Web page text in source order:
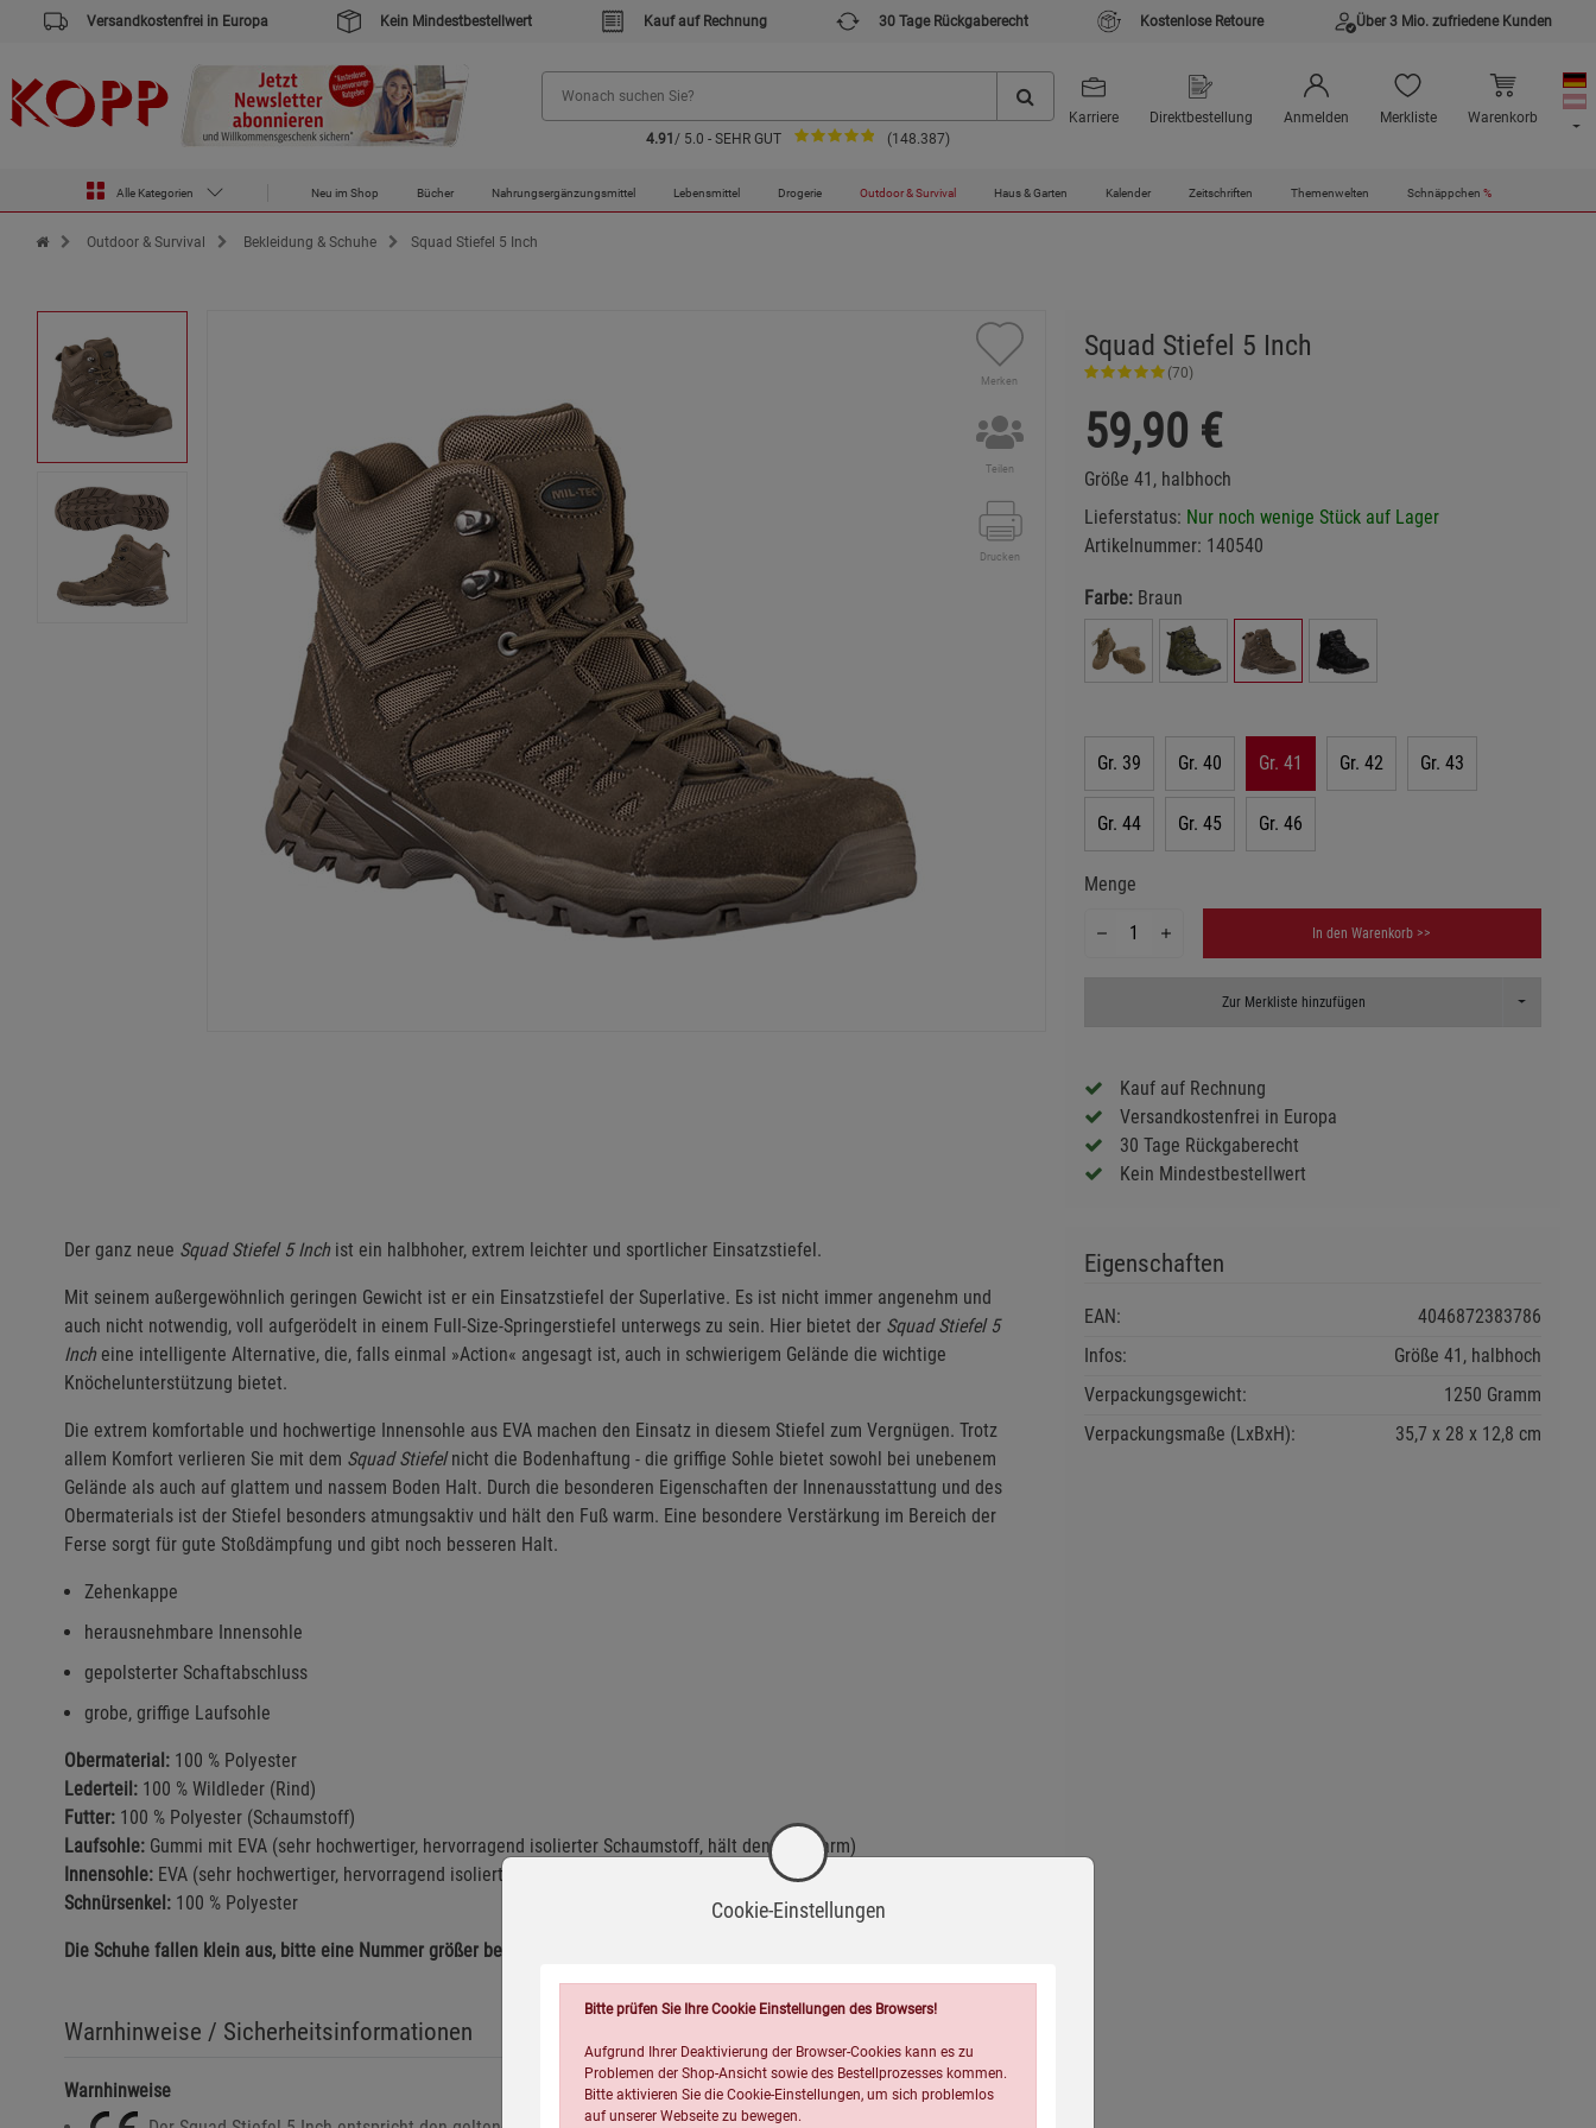
Versandkostenfrei in Europa Kein Mindestbestellwert Kauf auf Rechnung 30 Tage Rückgaberecht Kostenlose Retoure Über 3 Mio. zufriedene Kunden
4.91 / 5.0 - SEHR GUT (148.387)
Karriere Direktbestellung Anmelden Merkliste Warenkorb
Alle Kategorien Neu im Shop Bücher Nahrungsergänzungsmittel Lebensmittel Drogerie Outdoor & Survival Haus & Garten Kalender Zeitschriften Themenwelten Schnäppchen %
Zur Startseite des Kopp Verlag Online-Shop
Outdoor & Survival Bekleidung & Schuhe Squad Stiefel 5 Inch
Merken
Teilen
Drucken
Squad Stiefel 5 Inch
(70)
59,90 €
Größe 41, halbhoch
Lieferstatus: Nur noch wenige Stück auf Lager
Artikelnummer: 140540
Farbe:Braun
Gr. 39 Gr. 40 Gr. 41 Gr. 42 Gr. 43
Gr. 44 Gr. 45 Gr. 46
Menge
In den Warenkorb >>
Zur Merkliste hinzufügen Toggle
Kauf auf Rechnung
Versandkostenfrei in Europa
30 Tage Rückgaberecht
Kein Mindestbestellwert
Der ganz neue Squad Stiefel 5 Inch ist ein halbhoher, extrem leichter und sportlicher Einsatzstiefel.
Mit seinem außergewöhnlich geringen Gewicht ist er ein Einsatzstiefel der Superlative. Es ist nicht immer angenehm und
auch nicht notwendig, voll aufgerödelt in einem Full-Size-Springerstiefel unterwegs zu sein. Hier bietet der Squad Stiefel 5
Inch eine intelligente Alternative, die, falls einmal »Action« angesagt ist, auch in schwierigem Gelände die wichtige
Knöchelunterstützung bietet.
Die extrem komfortable und hochwertige Innensohle aus EVA machen den Einsatz in diesem Stiefel zum Vergnügen. Trotz
allem Komfort verlieren Sie mit dem Squad Stiefelnicht die Bodenhaftung - die griffige Sohle bietet sowohl bei unebenem
Gelände als auch auf glattem und nassem Boden Halt. Durch die besonderen Eigenschaften der Innenausstattung und des
Obermaterials ist der Stiefel besonders atmungsaktiv und hält den Fuß warm. Eine besondere Verstärkung im Bereich der
Ferse sorgt für gute Stoßdämpfung und gibt noch besseren Halt.
Zehenkappe
herausnehmbare Innensohle
gepolsterter Schaftabschluss
grobe, griffige Laufsohle
Obermaterial: 100 % Polyester
Lederteil: 100 % Wildleder (Rind)
Futter: 100 % Polyester (Schaumstoff)
Laufsohle: Gummi mit EVA (sehr hochwertiger, hervorragend isolierter Schaumstoff, hält den Fuß warm)
Innensohle: EVA (sehr hochwertiger, hervorragend isolierter Schaumstoff, hält den Fuß warm)
Schnürsenkel: 100 % Polyester
Die Schuhe fallen klein aus, bitte eine Nummer größer bestellen!
Warnhinweise / Sicherheitsinformationen
Warnhinweise
Eigenschaften
EAN:
4046872383786
Infos:
Größe 41, halbhoch
Verpackungsgewicht:
1250 Gramm
Verpackungsmaße (LxBxH):
35,7 28 12,8 cm
Cookie-Einstellungen
Bitte prüfen Sie Ihre Cookie Einstellungen des Browsers!
Aufgrund Ihrer Deaktivierung der Browser-Cookies kann es zu
Problemen der Shop-Ansicht sowie des Bestellprozesses kommen.
Bitte aktivieren Sie die Cookie-Einstellungen, um sich problemlos
auf unserer Webseite zu bewegen.